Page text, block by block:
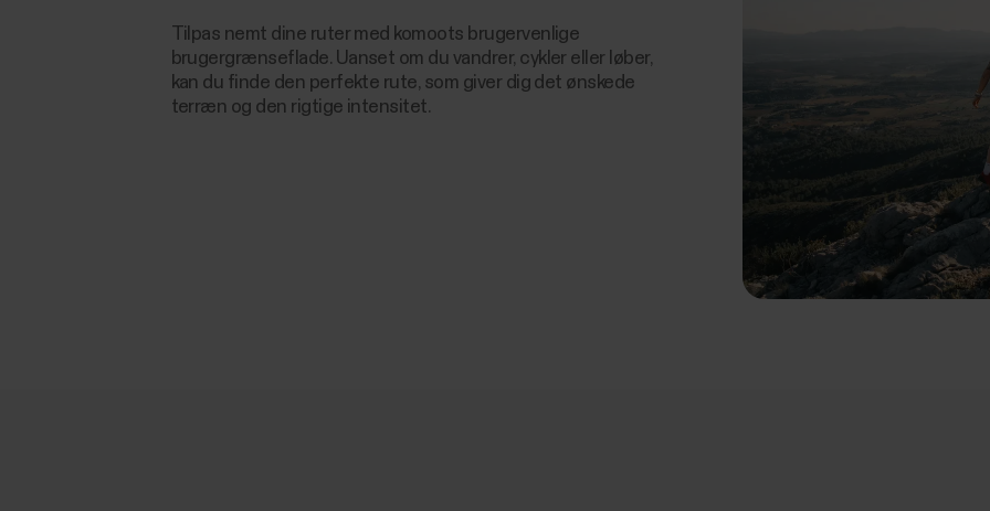
Tilpas nemt dine ruter med komoots brugervenlige
brugergrænseflade. Uanset om du vandrer, cykler eller løber,
kan du finde den perfekte rute, som giver dig det ønskede
terræn og den rigtige intensitet.